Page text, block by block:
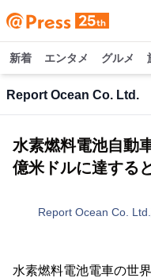
新着 エンタメ グルメ
Report Ocean Co. Ltd.
水素燃料電池自動
億米ドルに達する
Report Ocean Co. Ltd.
水素燃料電池電車の世